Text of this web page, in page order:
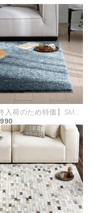
ーレザー
【最終入荷のため特価】SME-06 200×200cm